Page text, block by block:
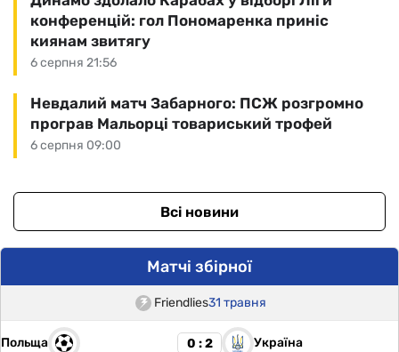
6 серпня 21:56
конференцій: гол Пономаренка приніс
киянам звитягу
6 серпня 09:00
Невдалий матч Забарного: ПСЖ розгромно
програв Мальорці товариський трофей
Всі новини
Матчі збірної
Friendlies31 травня
Польща 0 : 2 Україна